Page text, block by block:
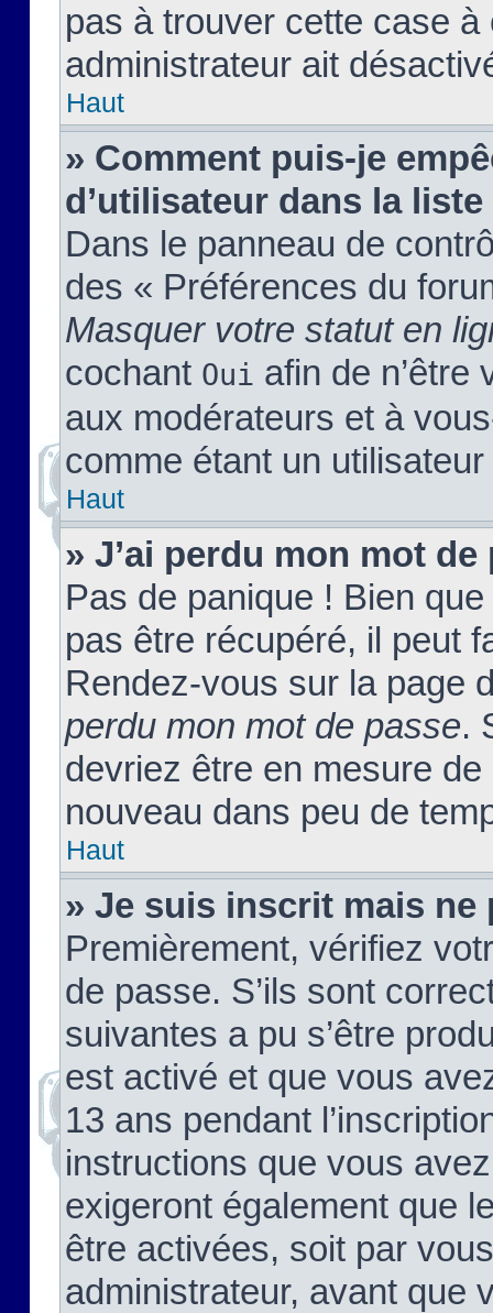
pas à trouver cette case à
administrateur ait
Haut
» Comment puis-je
d’utilisateur dans la
Dans le panneau de
des « Préférences du
Masquer votre statut en
cochant Oui afin de n’être
aux modérateurs et à
comme étant un
Haut
» J’ai perdu mon mot de
Pas de panique ! Bien
pas être récupéré, il peut
Rendez-vous sur la page
perdu mon mot de passe.
devriez être en mesure
nouveau dans peu de
Haut
» Je suis inscrit mais ne
Premièrement, vérifiez
de passe. S’ils sont
suivantes a pu s’être
est activé et que vous
13 ans pendant
instructions que vous
exigeront également que
être activées, soit par
administrateur, avant que